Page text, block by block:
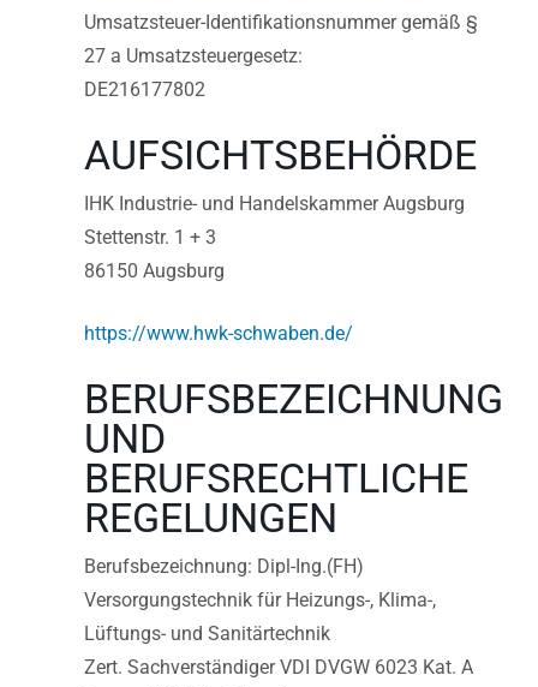
Umsatzsteuer-Identifikationsnummer gemäß §
27 a Umsatzsteuergesetz:
DE216177802
AUFSICHTSBEHÖRDE
IHK Industrie- und Handelskammer Augsburg
Stettenstr. 1 + 3
86150 Augsburg
https://www.hwk-schwaben.de/
BERUFSBEZEICHNUNG
UND
BERUFSRECHTLICHE
REGELUNGEN
Berufsbezeichnung: Dipl-Ing.(FH)
Versorgungstechnik für Heizungs-, Klima-,
Lüftungs- und Sanitärtechnik
Zert. Sachverständiger VDI DVGW 6023 Kat. A